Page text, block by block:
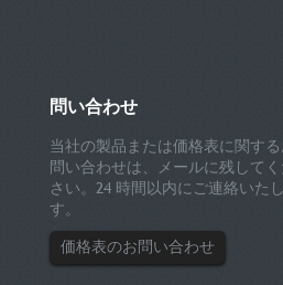
問い合わせ
当社の製品または価格表に関す
問い合わせは、メールに残して
さい。24 時間以内にご連絡いた
す。
価格表のお問い合わせ